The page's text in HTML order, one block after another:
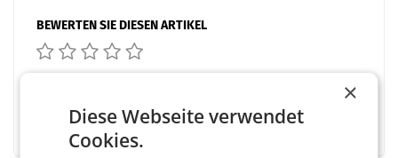
BEWERTEN SIE DIESEN ARTIKEL
FacebookTwitterMessengerWhatsAppLinkedInXING Teilen
×
Diese Webseite verwendet
Cookies.